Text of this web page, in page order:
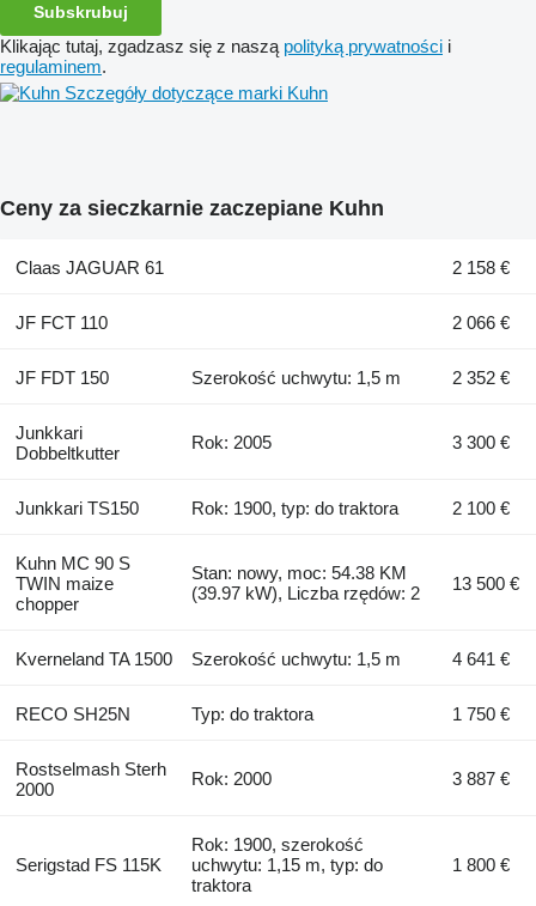
Subskrubuj
Klikając tutaj, zgadzasz się z naszą polityką prywatności i
regulaminem.
Szczegóły dotyczące marki Kuhn
Ceny za sieczkarnie zaczepiane Kuhn
Claas JAGUAR 61 2 158 €
JF FCT 110 2 066 €
JF FDT 150 Szerokość uchwytu: 1,5 m 2 352 €
Junkkari
Dobbeltkutter
Rok: 2005 3 300 €
Junkkari TS150 Rok: 1900, typ: do traktora 2 100 €
Kuhn MC 90 S
TWIN maize
chopper
Stan: nowy, moc: 54.38 KM
(39.97 kW), Liczba rzędów: 2
13 500 €
Kverneland TA 1500 Szerokość uchwytu: 1,5 m 4 641 €
RECO SH25N Typ: do traktora 1 750 €
Rostselmash Sterh
2000
Rok: 2000 3 887 €
Serigstad FS 115K
Rok: 1900, szerokość
uchwytu: 1,15 m, typ: do
traktora
1 800 €